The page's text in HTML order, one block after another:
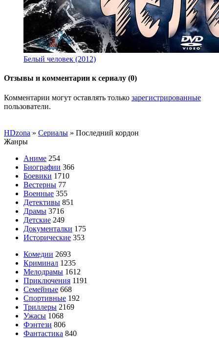
Белый человек (2012)
Отзывы и комментарии к сериалу (0)
Комментарии могут оставлять только зарегистрированные
пользователи.
HDzona » Сериалы » Последний кордон
Жанры
Аниме 254
Биографии 366
Боевики 1710
Вестерны 77
Военные 355
Детективы 851
Драмы 3716
Детские 249
Документалки 175
Исторические 353
Комедии 2693
Криминал 1235
Мелодрамы 1612
Приключения 1191
Семейные 668
Спортивные 192
Триллеры 2169
Ужасы 1068
Фэнтези 806
Фантастика 840